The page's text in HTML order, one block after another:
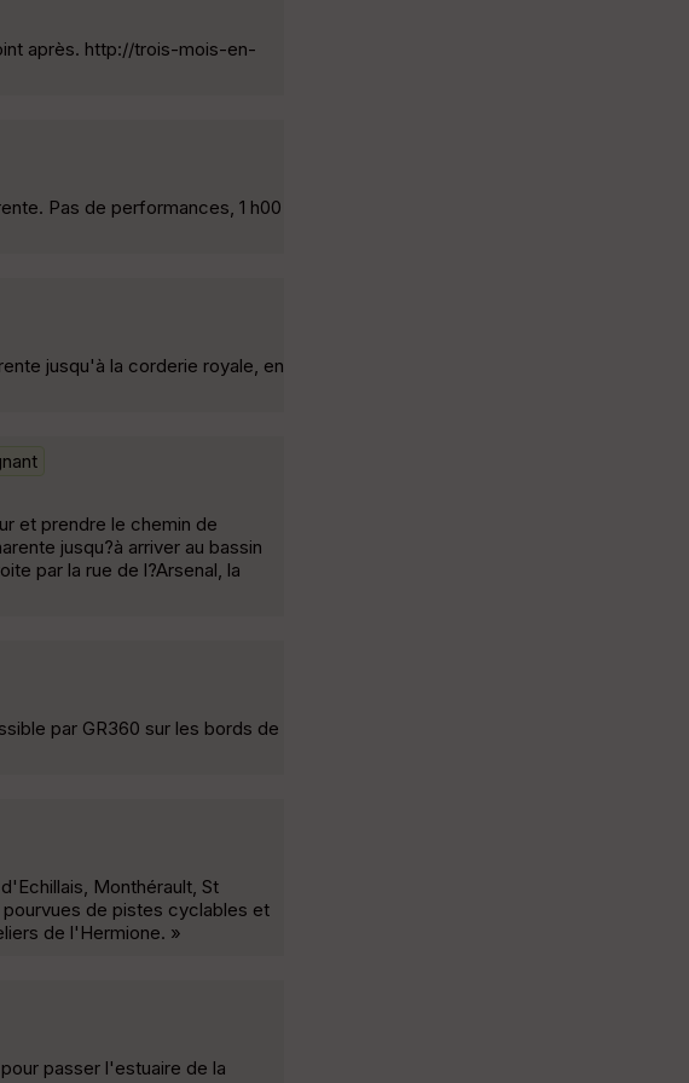
après. http://trois-mois-en-
Pas de performances, 1 h00
jusqu'à la corderie royale, en
et prendre le chemin de
jusqu?à arriver au bassin
par la rue de l?Arsenal, la
par GR360 sur les bords de
Monthérault, St
de pistes cyclables et
de l'Hermione. »
passer l'estuaire de la